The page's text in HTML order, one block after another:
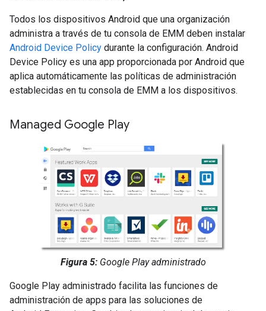
Todos los dispositivos Android que una organización
administra a través de tu consola de EMM deben instalar
Android Device Policy durante la configuración. Android
Device Policy es una app proporcionada por Android que
aplica automáticamente las políticas de administración
establecidas en tu consola de EMM a los dispositivos.
Managed Google Play
Figura 5:Google Play administrado
Google Play administrado facilita las funciones de
administración de apps para las soluciones de